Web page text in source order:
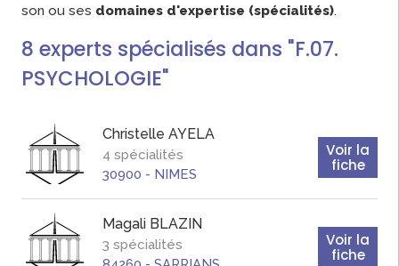
son ou ses domaines d'expertise (spécialités).
8 experts spécialisés dans "F.07.
PSYCHOLOGIE"
Christelle AYELA
4 spécialités
30900 - NIMES
Voir la
fiche
Magali BLAZIN
3 spécialités
Voir la
fiche